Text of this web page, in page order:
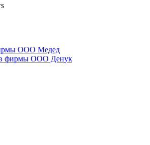
ООО Медед
фирмы ООО Денук